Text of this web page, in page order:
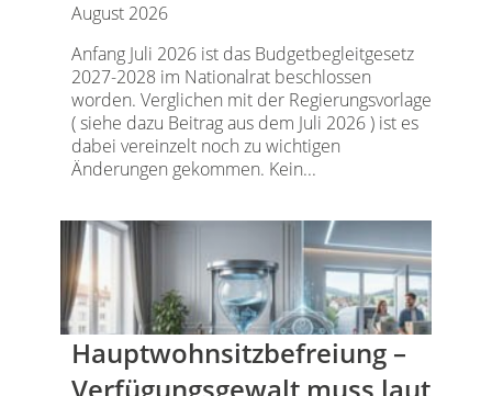
August 2026
Anfang Juli 2026 ist das Budgetbegleitgesetz
2027-2028 im Nationalrat beschlossen
worden. Verglichen mit der Regierungsvorlage
( siehe dazu Beitrag aus dem Juli 2026 ) ist es
dabei vereinzelt noch zu wichtigen
Änderungen gekommen. Kein...
Hauptwohnsitz​­befreiung –